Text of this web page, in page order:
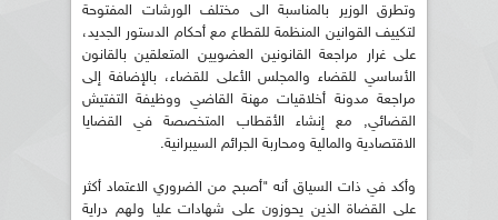
وتطرق الوزير بالمناسبة الى مختلف الورشات المفتوحة
لتكييف القوانين المنظمة للقطاع مع أحكام الدستور الجديد،
على غرار مراجعة القانونين العضويين المتعلقين بالقانون
الأساسي للقضاء والمجلس الأعلى للقضاء، بالإضافة إلى
مراجعة مدونة أخلاقيات مهنة القاضي ووظيفة التفتيش
القضائي, مع إنشاء الأقطاب المتخصصة في القضايا
الاقتصادية والمالية ومحاربة الجرائم السيبرانية.
وأكد في ذات السياق أنه "أصبح من الضروري الاعتماد أكثر
على القضاة الذين يحوزون على شهادات عليا ولهم دراية